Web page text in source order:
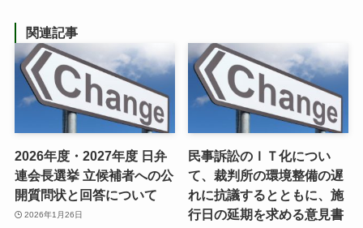
関連記事
2026年度・2027年度 日弁
連会長選挙 立候補者への公
開質問状と回答について
2026年1月26日
民事訴訟のＩＴ化につい
て、裁判所の環境整備の遅
れに抗議するとともに、施
行日の延期を求める意見書